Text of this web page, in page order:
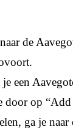
de
een
door op
ga je